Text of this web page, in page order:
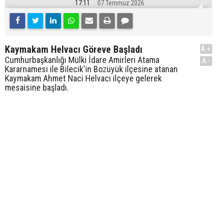
17:11 07 Temmuz 2026
Kaymakam Helvacı Göreve Başladı
Cumhurbaşkanlığı Mülki İdare Amirleri Atama
Kararnamesi ile Bilecik'in Bozüyük ilçesine atanan
Kaymakam Ahmet Naci Helvacı ilçeye gelerek
mesaisine başladı.
A+
A-